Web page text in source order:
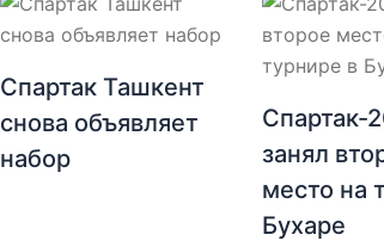
Спартак Ташкент
снова объявляет
набор
Спартак-
занял
место на
Бухаре